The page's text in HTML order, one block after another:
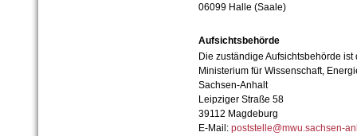
06099 Halle (Saale)
Aufsichtsbehörde
Die zuständige Aufsichtsbehörde ist
Ministerium für Wissenschaft,
Sachsen-Anhalt
Leipziger Straße 58
39112 Magdeburg
E-Mail: poststelle@mwu.sachsen-